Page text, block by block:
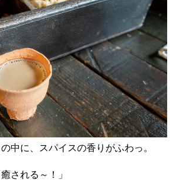
中に、スパイスの香りがふわっ。
される～！」